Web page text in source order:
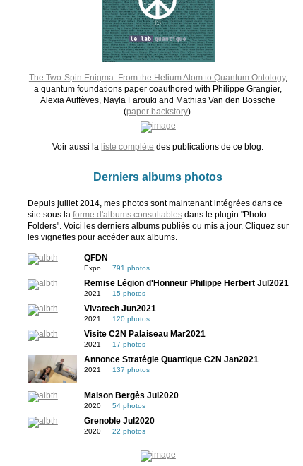
The Two-Spin Enigma: From the Helium Atom to Quantum Ontology,
a quantum foundations paper coauthored with Philippe Grangier,
Alexia Auffèves, Nayla Farouki and Mathias Van den Bossche
(paper backstory).
Voir aussi la liste complète des publications de ce blog.
Derniers albums photos
Depuis juillet 2014, mes photos sont maintenant intégrées dans ce
site sous la forme d'albums consultablesdans le plugin "Photo-
Folders". Voici les derniers albums publiés ou mis à jour. Cliquez sur
les vignettes pour accéder aux albums.
QFDN
Expo 791 photos
Remise Légion d'Honneur Philippe Herbert Jul2021
2021 15 photos
Vivatech Jun2021
2021 120 photos
Visite C2N Palaiseau Mar2021
2021 17 photos
Annonce Stratégie Quantique C2N Jan2021
2021 137 photos
Maison Bergès Jul2020
2020 54 photos
Grenoble Jul2020
2020 22 photos